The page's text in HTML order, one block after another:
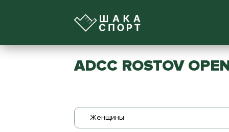
ADCC ROSTOV
Женщины